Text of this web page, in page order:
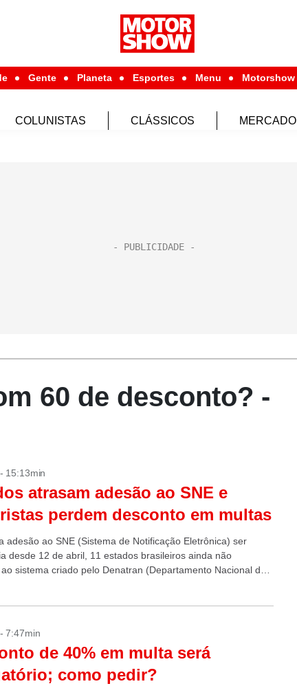
Gente Planeta Esportes Menu Motorshow
COLUNISTAS CLÁSSICOS MERCADO
60 de desconto? -
15:13min
atrasam adesão ao SNE e
perdem desconto em multas
adesão ao SNE (Sistema de Notificação Eletrônica) ser
desde 12 de abril, 11 estados brasileiros ainda não
sistema criado pelo Denatran (Departamento Nacional de
7:47min
de 40% em multa será
como pedir?